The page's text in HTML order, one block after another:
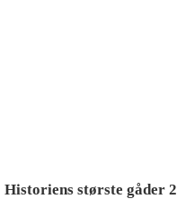
Historiens største gåder 2